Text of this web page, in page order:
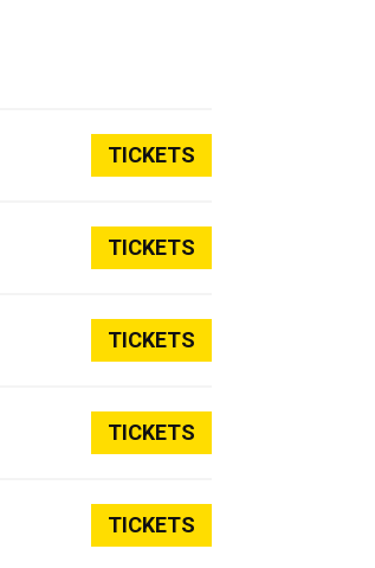
TICKETS
TICKETS
TICKETS
TICKETS
TICKETS